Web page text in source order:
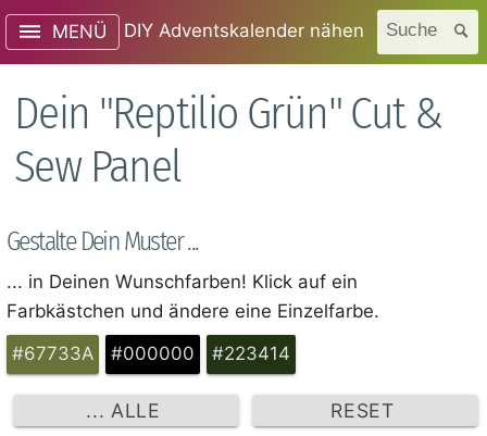
MENÜ DIY Adventskalender nähen Suche
Dein "Reptilio Grün" Cut &
Sew Panel
Gestalte Dein Muster ...
... in Deinen Wunschfarben! Klick auf ein
Farbkästchen und ändere eine Einzelfarbe.
#67733A
#000000 #223414
... ALLE RESET